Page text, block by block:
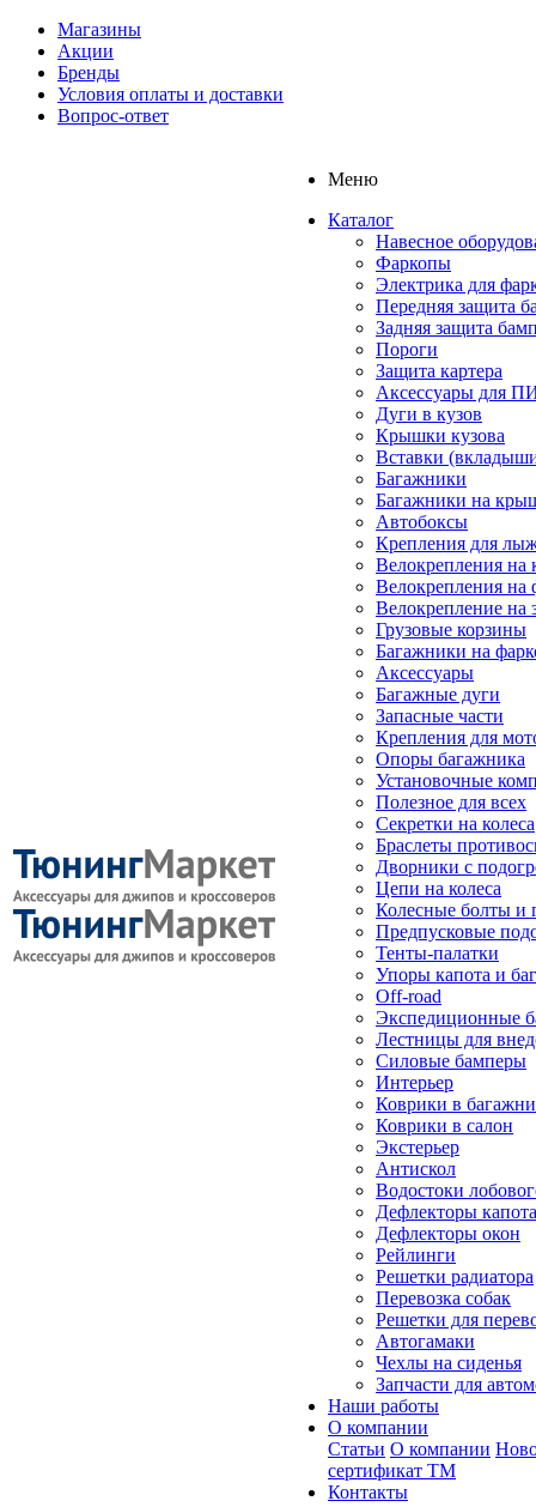
Магазины
Акции
Бренды
Условия оплаты и доставки
Вопрос-ответ
Меню
Каталог
Навесное
Фаркопы
Электрика для
Передняя защита
Задняя защита
Пороги
Защита картера
Аксессуары для
Дуги в кузов
Крышки кузова
Вставки
Багажники
Багажники на
Автобоксы
Крепления для
Велокрепления
Велокрепления на
Велокрепление на
Грузовые корзины
Багажники на
Аксессуары
Багажные дуги
Запасные части
Крепления для
Опоры багажника
Установочные
Полезное для всех
Секретки на колеса
Браслеты
Дворники с
Цепи на колеса
Колесные болты и
Предпусковые
Тенты-палатки
Упоры капота и
Off-road
Экспедиционные
Лестницы для
Силовые бамперы
Интерьер
Коврики в
Коврики в салон
Экстерьер
Антискол
Водостоки
Дефлекторы капота
Дефлекторы окон
Рейлинги
Решетки радиатора
Перевозка собак
Решетки для
Автогамаки
Чехлы на сиденья
Запчасти для
Наши работы
О компании
Статьи О компании
сертификат ТМ
Контакты